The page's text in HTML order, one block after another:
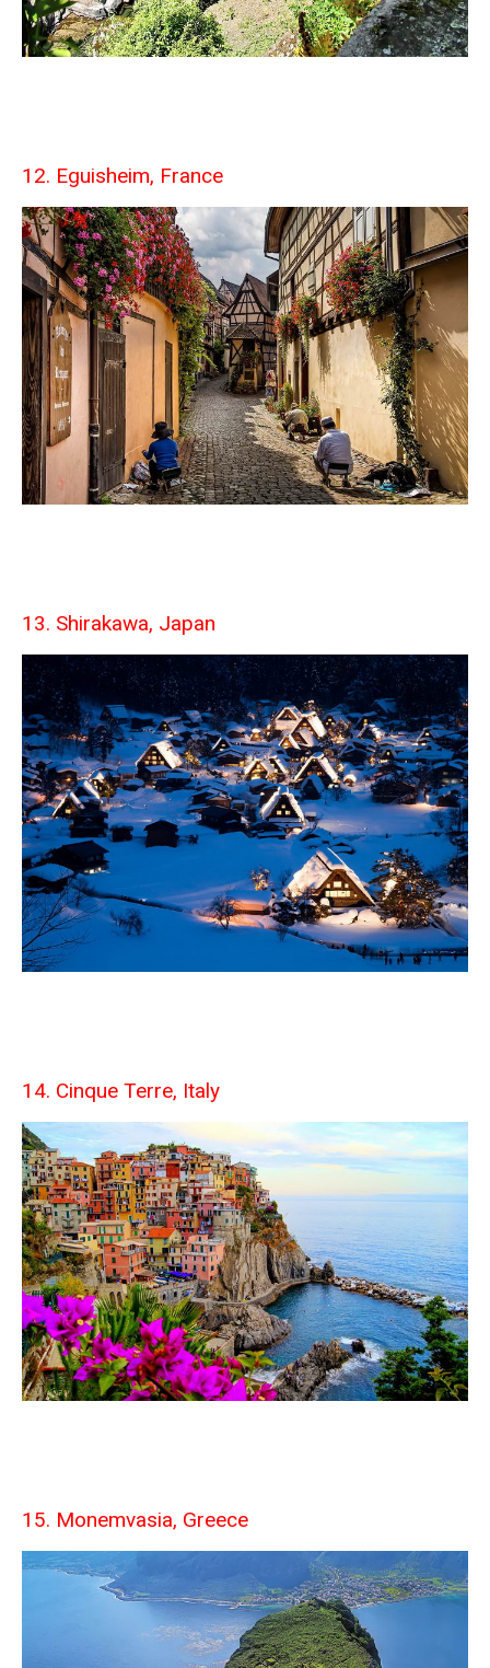
12. Eguisheim, France
13. Shirakawa, Japan
14. Cinque Terre, Italy
15. Monemvasia, Greece